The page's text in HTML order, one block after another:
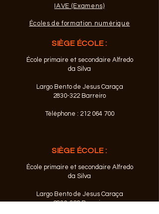
IAVE (Examens)
Écoles de formation numérique
SIÈGE ÉCOLE :
École primaire et secondaire Alfredo
da Silva
Largo Bento de Jesus Caraça
2830-322 Barreiro
Téléphone : 212 064 700
SIÈGE ÉCOLE :
École primaire et secondaire Alfredo
da Silva
Largo Bento de Jesus Caraça
2830-322Barreiro